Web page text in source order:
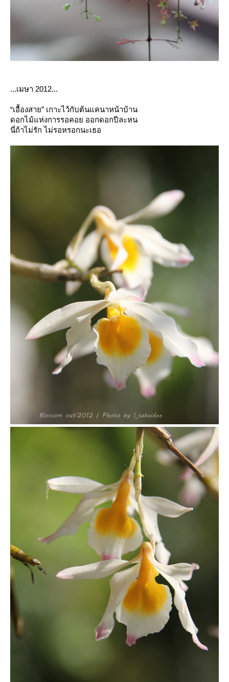
...เมษา 2012...
“เอื้องสา” เกาะไว้กับต้นแคนาหน้าบ้าน
ดอกไม้แห่งการรอคอย ออกดอกปีละหน
นี่ถ้าไม่รัก ไม่รอหรอกนะเธอ